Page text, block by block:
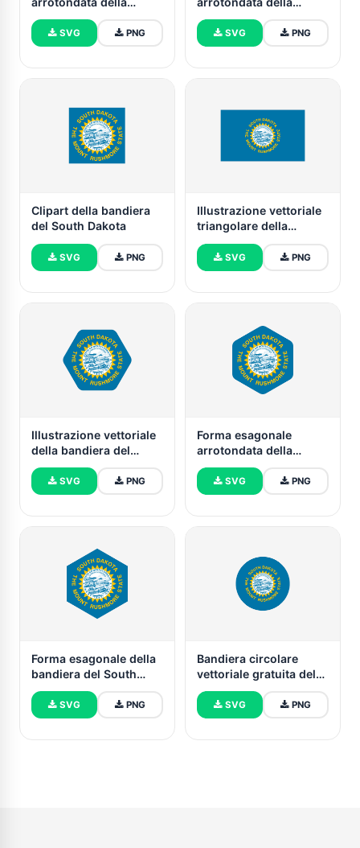
bandiera del South
DakotaSVG PNG
bandiera del South
DakotaSVG PNG
Clipart della bandiera
del South Dakota
SVG PNG
Illustrazione vettoriale
triangolare della
bandiera del South
DakotaSVG PNG
Illustrazione vettoriale
della bandiera del
South Dakota
SVG PNG
Forma esagonale
arrotondata della
bandiera del South
DakotaSVG PNG
Forma esagonale della
bandiera del South
Dakota
SVG PNG
Bandiera circolare
vettoriale gratuita del
South Dakota
SVG PNG